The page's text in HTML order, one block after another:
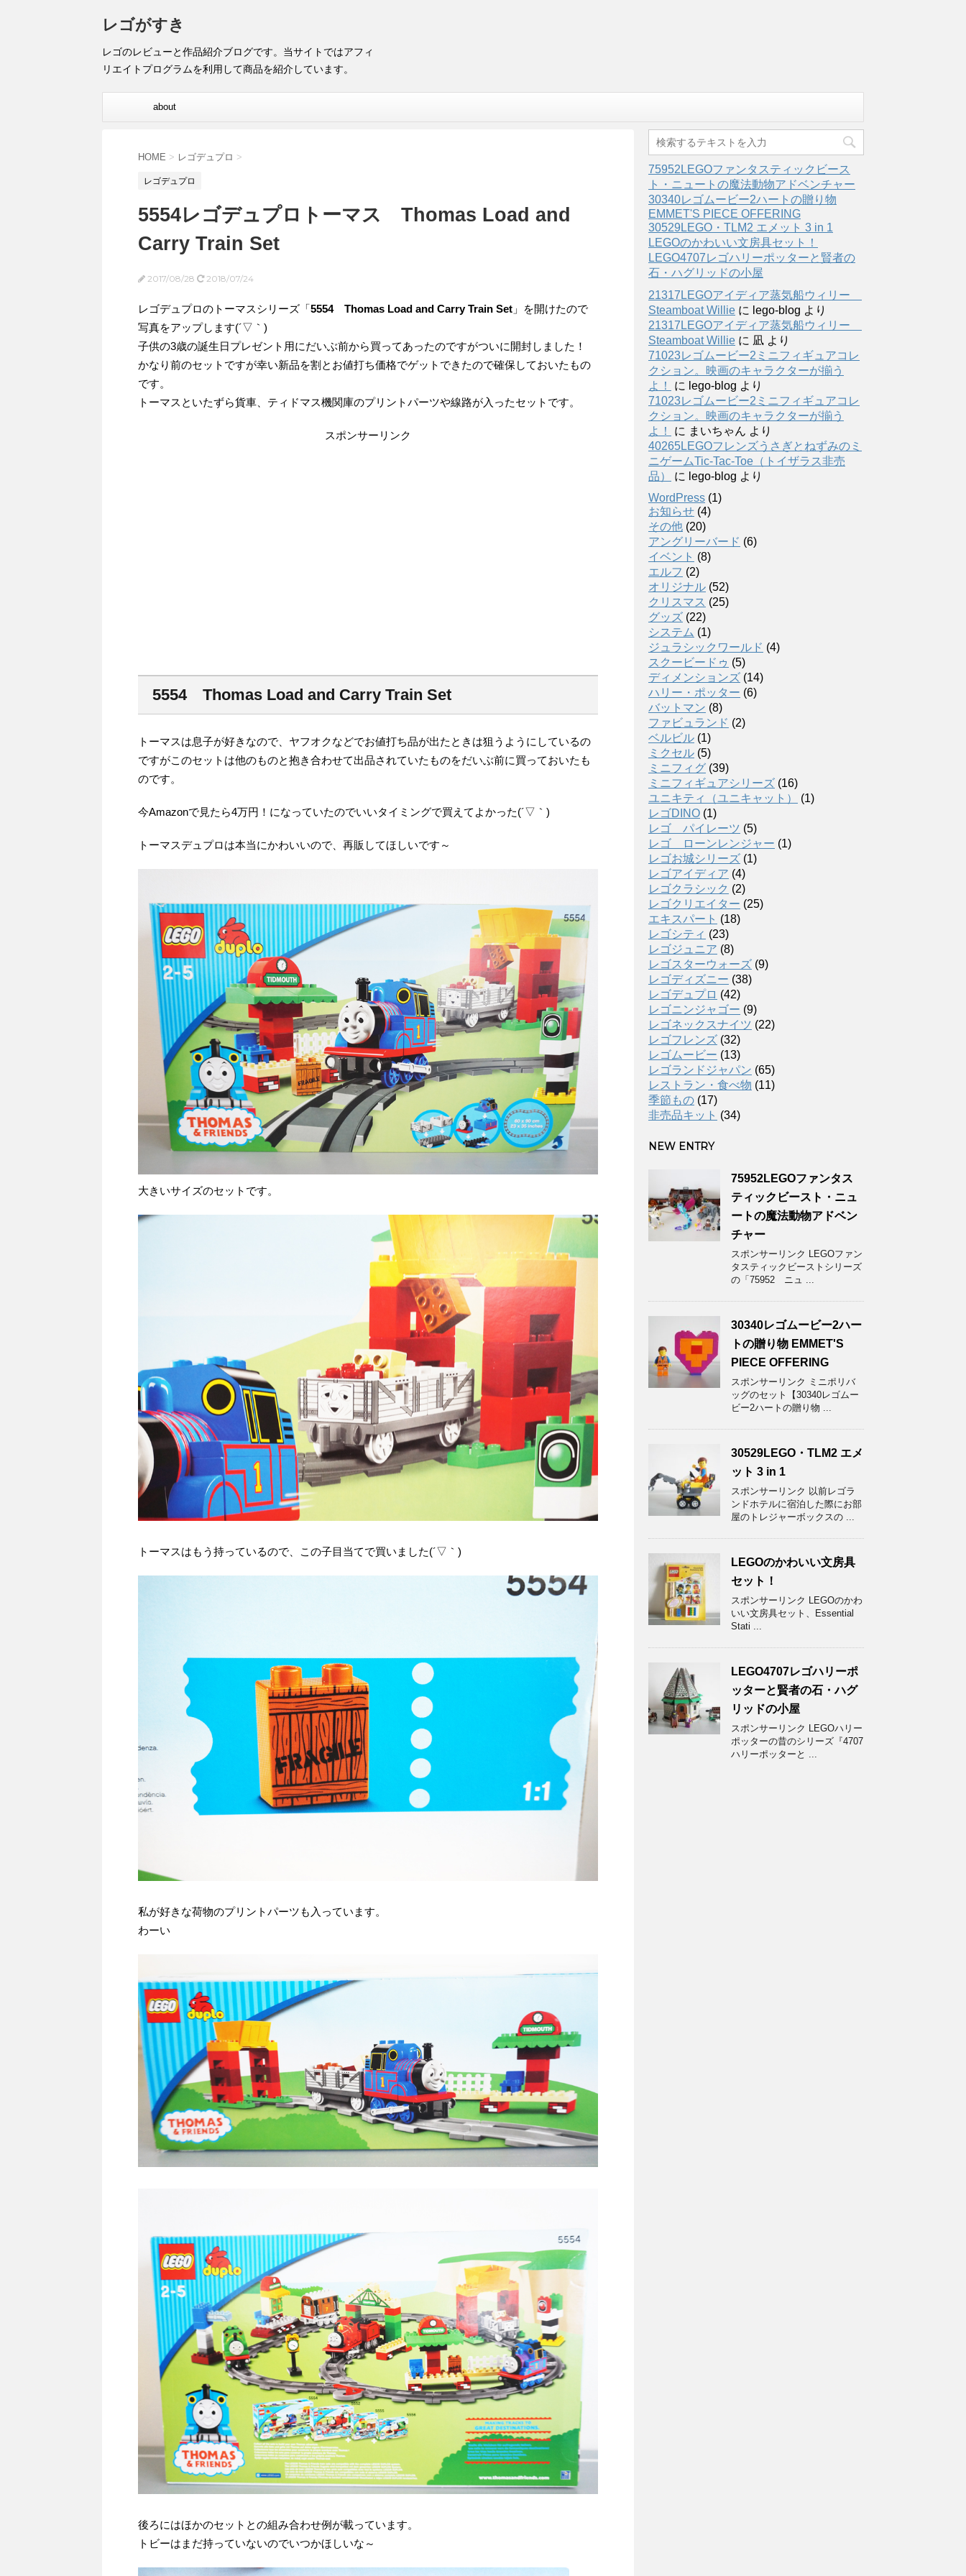
レゴがすき
レゴのレビューと作品紹介ブログです。当サイトではアフィ
リエイトプログラムを利用して商品を紹介しています。
about
HOME > レゴデュプロ >
レゴデュプロ
5554レゴデュプロトーマス Thomas Load and
Carry Train Set
2017/08/28 2018/07/24
レゴデュプロのトーマスシリーズ「5554 Thomas Load and Carry Train Set 」を開けたので
写真をアップします(´▽｀)
子供の3歳の誕生日プレゼント用にだいぶ前から買ってあったのですがついに開封しました！
かなり前のセットですが幸い新品を割とお値打ち価格でゲットできたので確保しておいたもの
です。
トーマスといたずら貨車、ティドマス機関庫のプリントパーツや線路が入ったセットです。
スポンサーリンク
5554 Thomas Load and Carry Train Set
トーマスは息子が好きなので、ヤフオクなどでお値打ち品が出たときは狙うようにしているの
ですがこのセットは他のものと抱き合わせて出品されていたものをだいぶ前に買っておいたも
のです。
今Amazonで見たら4万円！になっていたのでいいタイミングで買えてよかった(´▽｀)
トーマスデュプロは本当にかわいいので、再販してほしいです～
大きいサイズのセットです。
トーマスはもう持っているので、この子目当てで買いました(´▽｀)
私が好きな荷物のプリントパーツも入っています。
わーい
後ろにはほかのセットとの組み合わせ例が載っています。
トビーはまだ持っていないのでいつかほしいな～
75952LEGOファンタスティックビース
ト・ニュートの魔法動物アドベンチャー
30340レゴムービー2ハートの贈り物
EMMET'S PIECE OFFERING
30529LEGO・TLM2 エメット 3 in 1
LEGOのかわいい文房具セット！
LEGO4707レゴハリーポッターと賢者の
石・ハグリッドの小屋
21317LEGOアイディア蒸気船ウィリー
Steamboat Willie に lego-blog より
21317LEGOアイディア蒸気船ウィリー
Steamboat Willie に 凪 より
71023レゴムービー2ミニフィギュアコレ
クション。映画のキャラクターが揃う
よ！
に lego-blog より
71023レゴムービー2ミニフィギュアコレ
クション。映画のキャラクターが揃う
よ！
に まいちゃん より
40265LEGOフレンズうさぎとねずみのミ
ニゲームTic-Tac-Toe（トイザラス非売
品）
に lego-blog より
WordPress (1)
お知らせ (4)
その他 (20)
アングリーバード (6)
イベント (8)
エルフ (2)
オリジナル (52)
クリスマス (25)
グッズ (22)
システム (1)
ジュラシックワールド (4)
スクービードゥ (5)
ディメンションズ (14)
ハリー・ポッター (6)
バットマン (8)
ファビュランド (2)
ベルビル (1)
ミクセル (5)
ミニフィグ (39)
ミニフィギュアシリーズ (16)
ユニキティ（ユニキャット）
(1)
レゴDINO (1)
レゴ パイレーツ (5)
レゴ ローンレンジャー (1)
レゴお城シリーズ (1)
レゴアイディア (4)
レゴクラシック (2)
レゴクリエイター (25)
エキスパート (18)
レゴシティ (23)
レゴジュニア (8)
レゴスターウォーズ (9)
レゴディズニー (38)
レゴデュプロ (42)
レゴニンジャゴー (9)
レゴネックスナイツ (22)
レゴフレンズ (32)
レゴムービー (13)
レゴランドジャパン (65)
レストラン・食べ物 (11)
季節もの (17)
非売品キット (34)
NEW ENTRY
75952LEGOファンタス
ティックビースト・ニュ
ートの魔法動物アドベン
チャー
スポンサーリンク LEGOファン
タスティックビーストシリーズ
の「75952 ニュ ...
30340レゴムービー2ハー
トの贈り物 EMMET'S
PIECE OFFERING
スポンサーリンク ミニポリバ
ッグのセット【30340レゴムー
ビー2ハートの贈り物 ...
30529LEGO・TLM2 エメ
ット 3 in 1
スポンサーリンク 以前レゴラ
ンドホテルに宿泊した際にお部
屋のトレジャーボックスの ...
LEGOのかわいい文房具
セット！
スポンサーリンク LEGOのかわ
いい文房具セット、Essential
Stati ...
LEGO4707レゴハリーポ
ッターと賢者の石・ハグ
リッドの小屋
スポンサーリンク LEGOハリー
ポッターの昔のシリーズ『4707
ハリーポッターと ...